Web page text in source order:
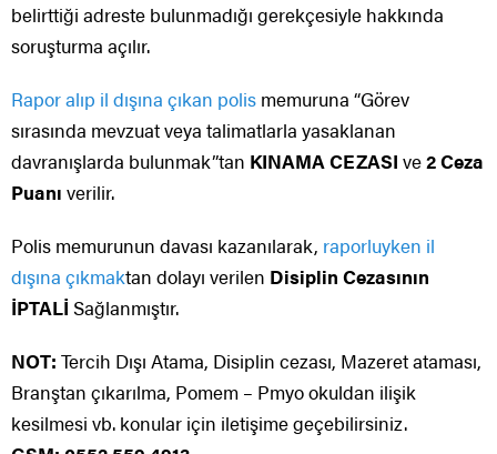
belirttiği adreste bulunmadığı gerekçesiyle hakkında
soruşturma açılır.
Rapor alıp il dışına çıkan polis memuruna “Görev
sırasında mevzuat veya talimatlarla yasaklanan
davranışlarda bulunmak”tan KINAMA CEZASI ve2 Ceza
Puanı verilir.
Polis memurunun davası kazanılarak, raporluyken il
dışına çıkmaktan dolayı verilen Disiplin Cezasının
İPTALİ Sağlanmıştır.
NOT: Tercih Dışı Atama, Disiplin cezası, Mazeret ataması,
Branştan çıkarılma, Pomem – Pmyo okuldan ilişik
kesilmesi vb. konular için iletişime geçebilirsiniz.